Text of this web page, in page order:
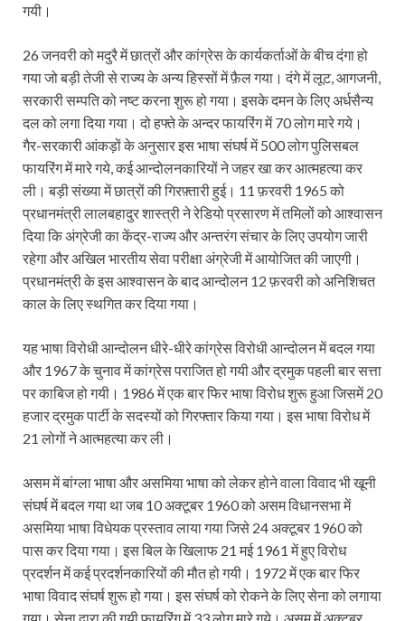
गयी।
26 जनवरी को मदुरै में छात्रों और कांग्रेस के कार्यकर्ताओं के बीच दंगा हो
गया जो बड़ी तेजी से राज्य के अन्य हिस्सों में फ़ैल गया। दंगे में लूट, आगजनी,
सरकारी सम्पति को नष्ट करना शुरू हो गया। इसके दमन के लिए अर्धसैन्य
दल को लगा दिया गया। दो हफ्ते के अन्दर फायरिंग में 70 लोग मारे गये।
गैर-सरकारी आंकड़ों के अनुसार इस भाषा संघर्ष में 500 लोग पुलिसबल
फायरिंग में मारे गये, कई आन्दोलनकारियों ने जहर खा कर आत्महत्या कर
ली। बड़ी संख्या में छात्रों की गिरफ़्तारी हुई। 11 फ़रवरी 1965 को
प्रधानमंत्री लालबहादुर शास्त्री ने रेडियो प्रसारण में तमिलों को आश्वासन
दिया कि अंग्रेजी का केंद्र-राज्य और अन्तरंग संचार के लिए उपयोग जारी
रहेगा और अखिल भारतीय सेवा परीक्षा अंग्रेजी में आयोजित की जाएगी।
प्रधानमंत्री के इस आश्वासन के बाद आन्दोलन 12 फ़रवरी को अनिशिचत
काल के लिए स्थगित कर दिया गया।
यह भाषा विरोधी आन्दोलन धीरे-धीरे कांग्रेस विरोधी आन्दोलन में बदल गया
और 1967 के चुनाव में कांग्रेस पराजित हो गयी और द्रमुक पहली बार सत्ता
पर काबिज हो गयी। 1986 में एक बार फिर भाषा विरोध शुरू हुआ जि‍समें 20
हजार द्रमुक पार्टी के सदस्यों को गिरफ्तार किया गया। इस भाषा विरोध में
21 लोगों ने आत्महत्या कर ली।
असम में बांग्ला भाषा और असमिया भाषा को लेकर होने वाला विवाद भी खूनी
संघर्ष में बदल गया था जब 10 अक्टूबर 1960 को असम विधानसभा में
असमिया भाषा विधेयक प्रस्ताव लाया गया जिसे 24 अक्टूबर 1960 को
पास कर दिया गया। इस बिल के खिलाफ 21 मई 1961 में हुए विरोध
प्रदर्शन में कई प्रदर्शनकारियों की मौत हो गयी। 1972 में एक बार फिर
भाषा विवाद संघर्ष शुरू हो गया। इस संघर्ष को रोकने के लिए सेना को लगाया